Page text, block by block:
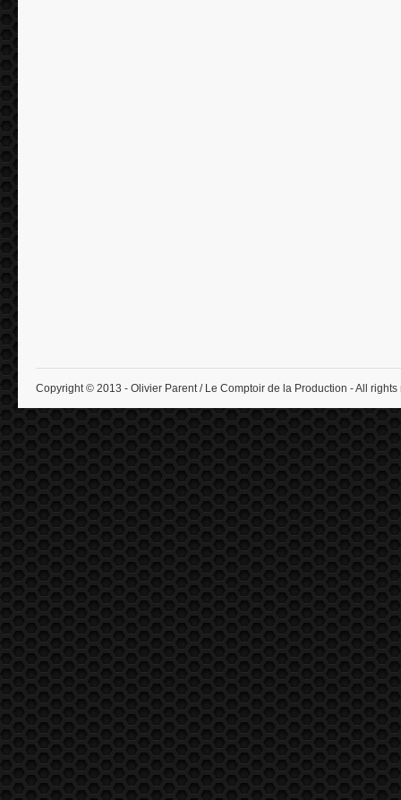
Copyright © 2013 - Olivier Parent / Le Comptoir de la Production - All rights